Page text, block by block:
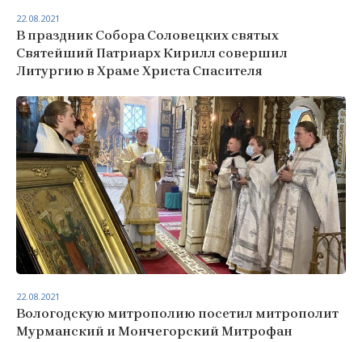
В праздник Собора Соловецких святых
Святейший Патриарх Кирилл совершил
Литургию в Храме Христа Спасителя
22.08.2021
Вологодскую митрополию посетил митрополит
Мурманский и Мончегорский Митрофан
22.08.2021